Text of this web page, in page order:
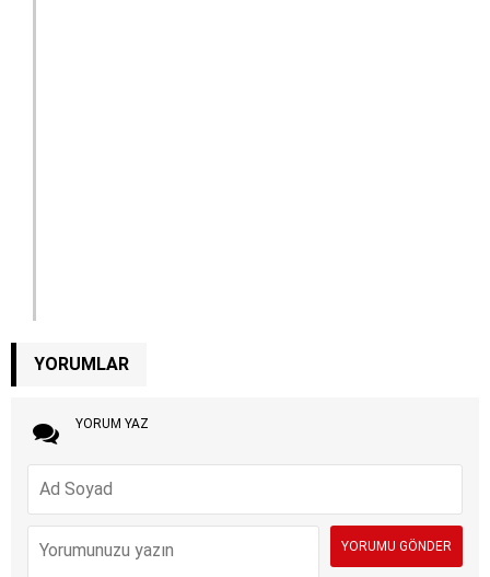
YORUMLAR
YORUM YAZ